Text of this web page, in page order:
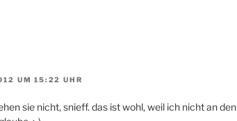
UM 15:22 UHR
sie nicht, snieff. das ist wohl, weil ich nicht an den